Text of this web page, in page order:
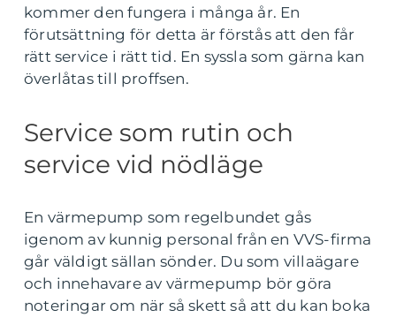
kommer den fungera i många år. En
förutsättning för detta är förstås att den får
rätt service i rätt tid. En syssla som gärna kan
överlåtas till proffsen.
Service som rutin och
service vid nödläge
En värmepump som regelbundet gås
igenom av kunnig personal från en VVS-firma
går väldigt sällan sönder. Du som villaägare
och innehavare av värmepump bör göra
noteringar om när så skett så att du kan boka